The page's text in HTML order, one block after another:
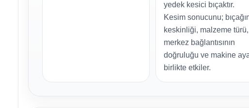
yedek kesici bıçaktır.
Kesim sonucunu;
keskinliği, malzeme türü,
merkez bağlantısının
doğruluğu ve makine
birlikte etkiler.